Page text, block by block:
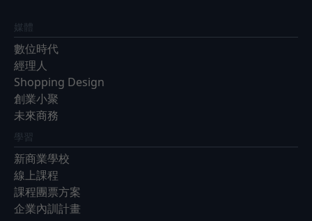
媒體
數位時代
經理人
Shopping Design
創業小聚
未來商務
學習
新商業學校
線上課程
課程團票方案
企業內訓計畫